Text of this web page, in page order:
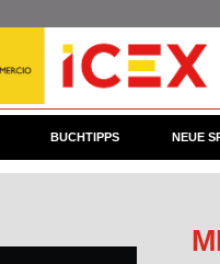
BUCHTIPPS NEUE